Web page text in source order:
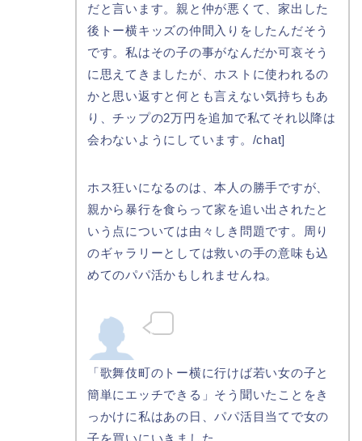
だと言います。親と仲が悪くて、家出した
後トー横キッズの仲間入りをしたんだそう
です。私はその子の事がなんだか可哀そう
に思えてきましたが、ホストに使われるの
かと思い返すと何とも言えない気持ちもあ
り、チップの2万円を追加で私てそれ以降は
会わないようにしています。/chat]
ホス狂いになるのは、本人の勝手ですが、
親から暴行を食らって家を追い出されたと
いう点については由々しき問題です。周り
のギャラリーとしては救いの手の意味も込
めてのパパ活かもしれませんね。
「歌舞伎町のトー横に行けば若い女の子と
簡単にエッチできる」そう聞いたことをき
っかけに私はあの日、パパ活目当てで女の